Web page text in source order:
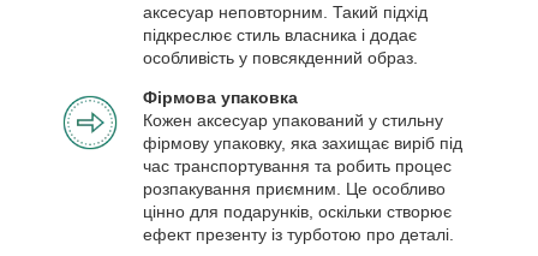
аксесуар неповторним. Такий підхід
підкреслює стиль власника і додає
особливість у повсякденний образ.
Фірмова упаковка
Кожен аксесуар упакований у стильну
фірмову упаковку, яка захищає виріб під
час транспортування та робить процес
розпакування приємним. Це особливо
цінно для подарунків, оскільки створює
ефект презенту із турботою про деталі.